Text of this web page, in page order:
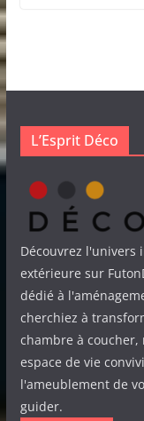
L’Esprit Déco
Découvrez
extérieure sur
dédié à
cherchiez à
chambre à
espace de vie
l'ameublement de
guider.